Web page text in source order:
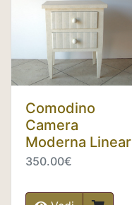
Comodino
Camera
Moderna Linear
350.00€